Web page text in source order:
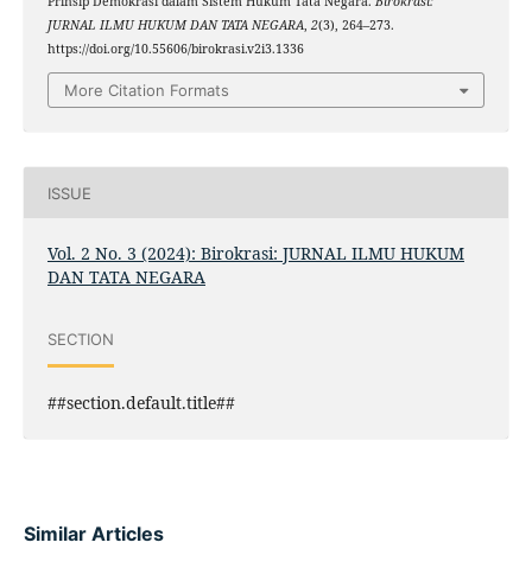
JURNAL ILMU HUKUM DAN TATA NEGARA, 2(3), 264–273.
https://doi.org/10.55606/birokrasi.v2i3.1336
More Citation Formats
ISSUE
Vol. 2 No. 3 (2024): Birokrasi: JURNAL ILMU HUKUM
DAN TATA NEGARA
SECTION
##section.default.title##
Similar Articles